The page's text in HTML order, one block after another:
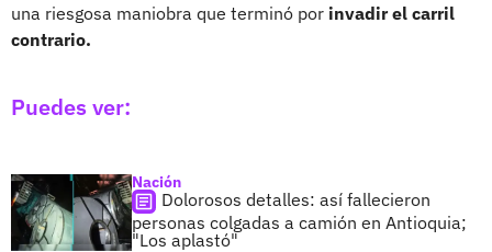
una riesgosa maniobra que terminó por invadir el carril
contrario.
Puedes ver:
Nación
Dolorosos detalles: así fallecieron
personas colgadas a camión en Antioquia;
"Los aplastó"